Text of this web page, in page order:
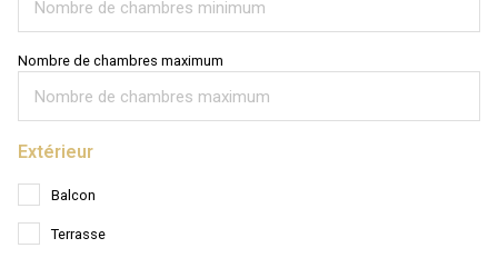
Nombre de chambres maximum
Extérieur
Balcon
Terrasse